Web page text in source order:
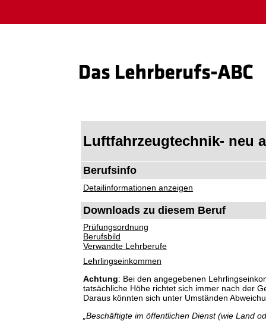
Luftfahrzeugtechnik- neu
Berufsinfo
Detailinformationen anzeigen
Downloads zu diesem Beruf
Prüfungsordnung
Berufsbild
Verwandte Lehrberufe
Lehrlingseinkommen
Achtung: Bei den angegebenen
tatsächliche Höhe richtet sich immer nach der
Daraus könnten sich unter Umständen
„Beschäftigte im öffentlichen Dienst (wie Land